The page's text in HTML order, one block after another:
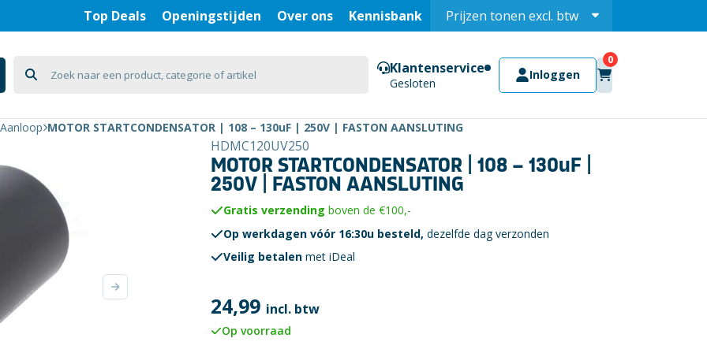
Top Deals Openingstijden Over ons Kennisbank Prijzen tonen excl. btw
Klantenservice
Gesloten
Inloggen
Aanloop MOTOR STARTCONDENSATOR | 108 – 130uF | 250V | FASTON AANSLUTING
HDMC120UV250
MOTOR STARTCONDENSATOR | 108 – 130uF |
250V | FASTON AANSLUTING
Gratis verzending boven de €100,-
Op werkdagen vóór 16:30u besteld, dezelfde dag verzonden
Veilig betalenmet iDeal
24,99 incl. btw
Op voorraad